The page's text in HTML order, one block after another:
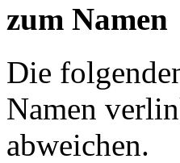
zum Namen
Die
Namen
abweichen.